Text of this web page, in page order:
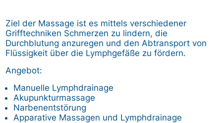
Ziel der Massage ist es mittels verschiedener
Grifftechniken Schmerzen zu lindern, die
Durchblutung anzuregen und den Abtransport von
Flüssigkeit über die Lymphgefäße zu fördern.
Angebot:
Manuelle Lymphdrainage
Akupunkturmassage
Narbenentstörung
Apparative Massagen und Lymphdrainage